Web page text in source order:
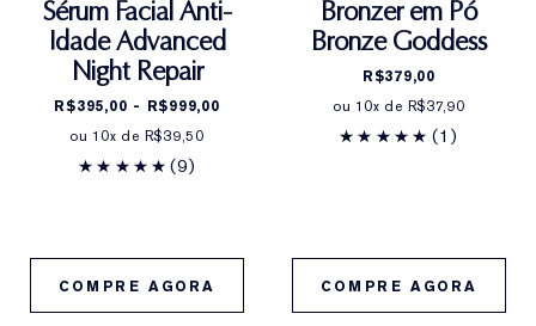
Sérum Facial Anti-
Idade Advanced
Night Repair
R$395,00 - R$999,00
ou 10x de R$39,50
(9)
COMPRE AGORA
Bronzer em Pó
Bronze Goddess
R$379,00
ou 10x de R$37,90
(1)
COMPRE AGORA